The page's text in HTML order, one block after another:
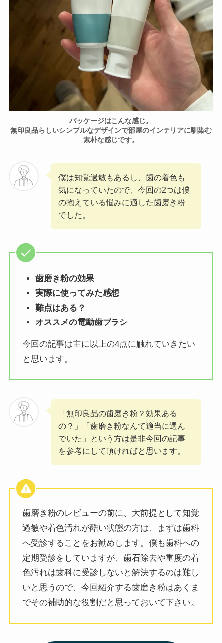
パッケージはこんな感じ。
無印良品らしいシンプルなデザインで部屋のインテリアに馴染む
素朴な感じです。
僕は知覚過敏もあるし、歯の着色も
気になっていたので、今回の2つは僕
の抱えている悩みに適した歯磨き粉
でした。
歯磨き粉の効果
実際に使ってみた感想
難点はある？
オススメの電動歯ブラシ
今回の記事は主に以上の4点に触れていきたい
と思います。
「無印良品の歯磨き粉？効果ある
の？」「歯磨き粉なんて適当に選ん
でいた」という方は是非今回の記事
を参考にして頂ければと思います。
歯磨き粉のレビューの前に、大前提として知覚
過敏や着色汚れが酷い状態の方は、まずは歯科
へ受診することをお勧めします。僕も歯科への
定期受診をしていますが、歯石除去や重度の着
色汚れは歯科に受診しないと解決するのは難し
いと思うので、今回紹介する歯磨き粉はあくま
でその補助的な役割だと思っておいて下さい。